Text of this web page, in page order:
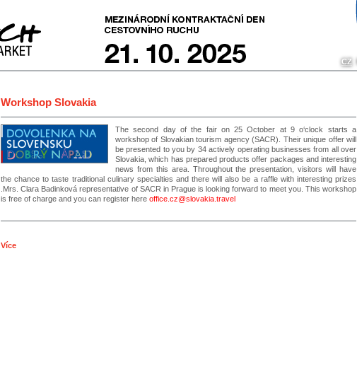
CZ
Workshop Slovakia
The second day of the fair on 25 October at 9 o‘clock starts a
workshop of Slovakian tourism agency (SACR). Their unique offer will
be presented to you by 34 actively operating businesses from all over
Slovakia, which has prepared products offer packages and interesting
news from this area. Throughout the presentation, visitors will have
the chance to taste traditional culinary specialties and there will also be a raffle with interesting prizes
.Mrs. Clara Badinková representative of SACR in Prague is looking forward to meet you. This workshop
is free of charge and you can register here office.cz@slovakia.travel
Více